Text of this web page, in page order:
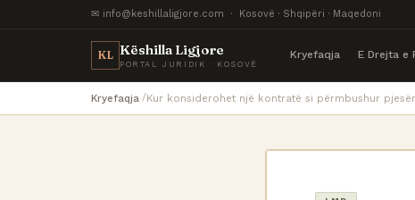
✉ info@keshillaligjore.com · Kosovë · Shqipëri · Maqedoni
KL Këshilla Ligjore
PORTAL JURIDIK · KOSOVË
Kryefaqja E Drejta e
Kryefaqja Kur konsiderohet një kontratë si përmbushur